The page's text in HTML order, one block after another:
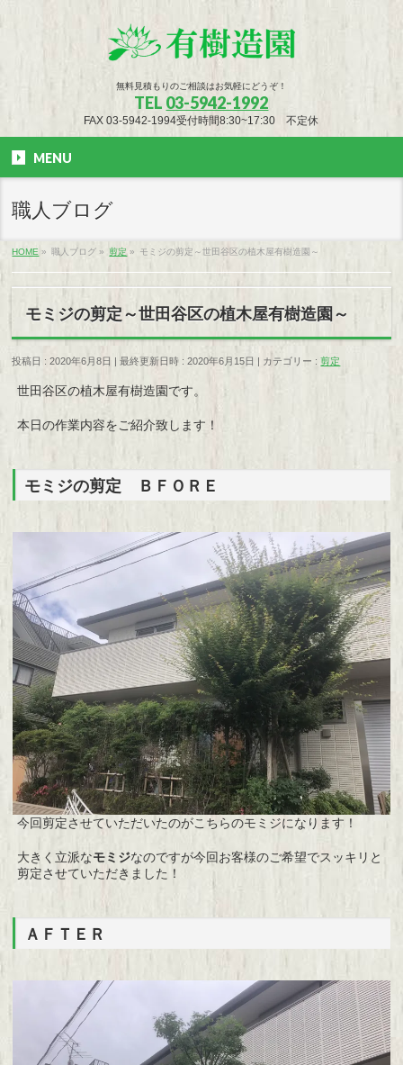
無料見積もりのご相談はお気軽にどうぞ！
TEL 03-5942-1992
FAX 03-5942-1994受付時間8:30~17:30 不定休
MENU
職人ブログ
HOME » 職人ブログ » 剪定 » モミジの剪定～世田谷区の植木屋有樹造園～
モミジの剪定～世田谷区の植木屋有樹造園～
投稿日 : 2020年6月8日 最終更新日時 : 2020年6月15日 カテゴリー :剪定
世田谷区の植木屋有樹造園です。
本日の作業内容をご紹介致します！
モミジの剪定 ＢＦＯＲＥ
今回剪定させていただいたのがこちらのモミジになります！
大きく立派なモミジなのですが今回お客様のご希望でスッキリと
剪定させていただきました！
ＡＦＴＥＲ